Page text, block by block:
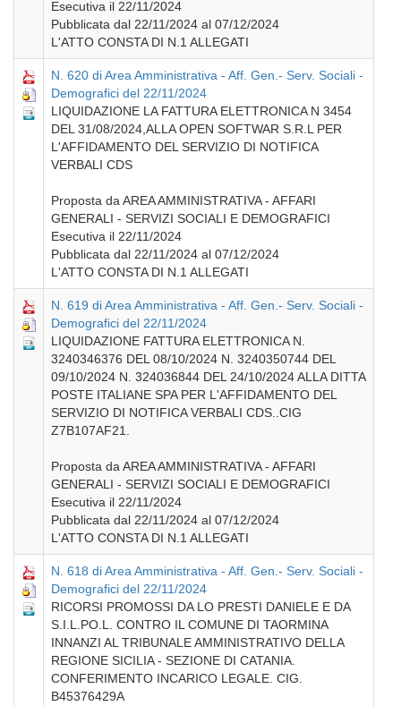
Esecutiva il 22/11/2024
Pubblicata dal 22/11/2024 al 07/12/2024
L'ATTO CONSTA DI N.1 ALLEGATI
N. 620 di Area Amministrativa - Aff. Gen.- Serv. Sociali -
Demografici del 22/11/2024
LIQUIDAZIONE LA FATTURA ELETTRONICA N 3454
DEL 31/08/2024,ALLA OPEN SOFTWAR S.R.L PER
L'AFFIDAMENTO DEL SERVIZIO DI NOTIFICA
VERBALI CDS
Proposta da AREA AMMINISTRATIVA - AFFARI
GENERALI - SERVIZI SOCIALI E DEMOGRAFICI
Esecutiva il 22/11/2024
Pubblicata dal 22/11/2024 al 07/12/2024
L'ATTO CONSTA DI N.1 ALLEGATI
N. 619 di Area Amministrativa - Aff. Gen.- Serv. Sociali -
Demografici del 22/11/2024
LIQUIDAZIONE FATTURA ELETTRONICA N.
3240346376 DEL 08/10/2024 N. 3240350744 DEL
09/10/2024 N. 324036844 DEL 24/10/2024 ALLA DITTA
POSTE ITALIANE SPA PER L'AFFIDAMENTO DEL
SERVIZIO DI NOTIFICA VERBALI CDS..CIG
Z7B107AF21.
Proposta da AREA AMMINISTRATIVA - AFFARI
GENERALI - SERVIZI SOCIALI E DEMOGRAFICI
Esecutiva il 22/11/2024
Pubblicata dal 22/11/2024 al 07/12/2024
L'ATTO CONSTA DI N.1 ALLEGATI
N. 618 di Area Amministrativa - Aff. Gen.- Serv. Sociali -
Demografici del 22/11/2024
RICORSI PROMOSSI DA LO PRESTI DANIELE E DA
S.I.L.PO.L. CONTRO IL COMUNE DI TAORMINA
INNANZI AL TRIBUNALE AMMINISTRATIVO DELLA
REGIONE SICILIA - SEZIONE DI CATANIA.
CONFERIMENTO INCARICO LEGALE. CIG.
B45376429A